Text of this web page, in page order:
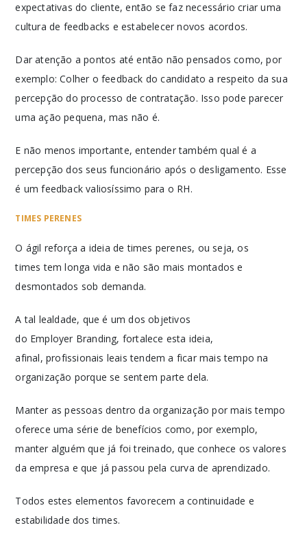
expectativas do cliente, então se faz necessário criar uma
cultura de feedbacks e estabelecer novos acordos.
Dar atenção a pontos até então não pensados como, por
exemplo: Colher o feedback do candidato a respeito da sua
percepção do processo de contratação. Isso pode parecer
uma ação pequena, mas não é.
E não menos importante, entender também qual é a
percepção dos seus funcionário após o desligamento. Esse
é um feedback valiosíssimo para o RH.
TIMES PERENES
O ágil reforça a ideia de times perenes, ou seja, os
times tem longa vida e não são mais montados e
desmontados sob demanda.
A tal lealdade, que é um dos objetivos
do Employer Branding, fortalece esta ideia,
afinal, profissionais leais tendem a ficar mais tempo na
organização porque se sentem parte dela.
Manter as pessoas dentro da organização por mais tempo
oferece uma série de benefícios como, por exemplo,
manter alguém que já foi treinado, que conhece os valores
da empresa e que já passou pela curva de aprendizado.
Todos estes elementos favorecem a continuidade e
estabilidade dos times.